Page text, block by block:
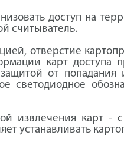
доступ на
считыватель.
отверстие
карт
от
светодиодное
извлечения карт -
устанавливать